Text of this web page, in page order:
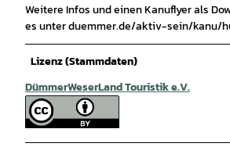
Weitere Infos und einen Kanuflyer als
es unter duemmer.de/aktiv-sein/kanu/
Lizenz (Stammdaten)
DümmerWeserLand Touristik e.V.